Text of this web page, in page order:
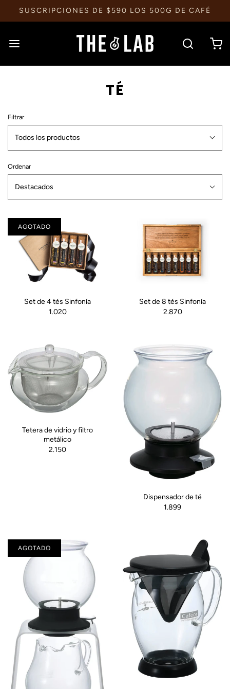
SUSCRIPCIONES DE $590 LOS 500G DE CAFÉ
TÉ
Filtrar
Todos los productos
Ordenar
Destacados
Set de 4 tés Sinfonía
1.020
AGOTADO
Set de 8 tés Sinfonía
2.870
Tetera de vidrio y filtro
metálico
2.150
Dispensador de té
1.899
AGOTADO